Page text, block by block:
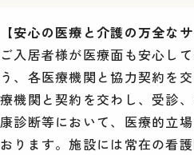
【安心の医療と介護の万全な
ご入居者様が医療面も安心し
う、各医療機関と協力契約を
療機関と契約を交わし、受診
康診断等において、医療的立
おります。施設には常在の看